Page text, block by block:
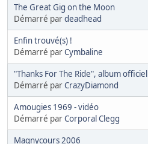
The Great Gig on the Moon
Démarré pardeadhead
Enfin trouvé(s) !
Démarré parCymbaline
"Thanks For The Ride", album officiel
Démarré parCrazyDiamond
Amougies 1969 - vidéo
Démarré parCorporal Clegg
Magnycours 2006